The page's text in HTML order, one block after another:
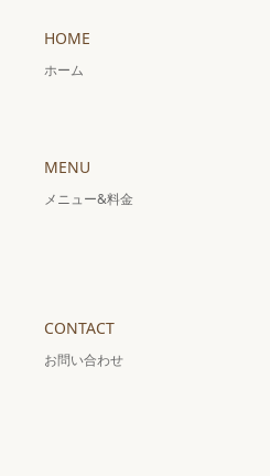
HOME
ホーム
MENU
メニュー&料金
CONTACT
お問い合わせ